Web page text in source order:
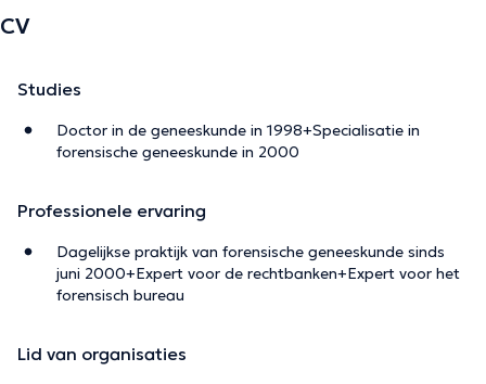
CV
Studies
Doctor in de geneeskunde in 1998+Specialisatie in
forensische geneeskunde in 2000
Professionele ervaring
Dagelijkse praktijk van forensische geneeskunde sinds
juni 2000+Expert voor de rechtbanken+Expert voor het
forensisch bureau
Lid van organisaties